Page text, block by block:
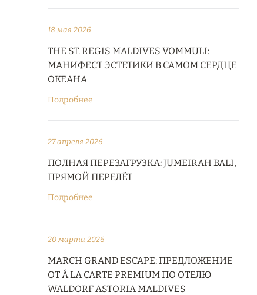
18 мая 2026
THE ST. REGIS MALDIVES VOMMULI:
МАНИФЕСТ ЭСТЕТИКИ В САМОМ СЕРДЦЕ
ОКЕАНА
Подробнее
27 апреля 2026
ПОЛНАЯ ПЕРЕЗАГРУЗКА: JUMEIRAH BALI,
ПРЯМОЙ ПЕРЕЛЁТ
Подробнее
20 марта 2026
MARCH GRAND ESCAPE: ПРЕДЛОЖЕНИЕ
ОТ Á LA CARTE PREMIUM ПО ОТЕЛЮ
WALDORF ASTORIA MALDIVES